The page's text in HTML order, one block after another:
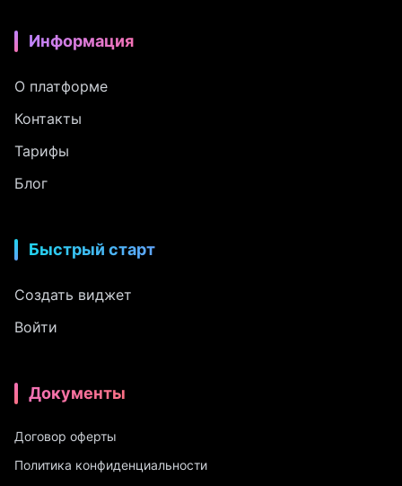
Информация
О платформе
Контакты
Тарифы
Блог
Быстрый старт
Создать виджет
Войти
Документы
Договор оферты
Политика конфиденциальности